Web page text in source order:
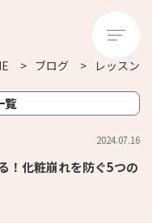
ブログ レッスン
覧
2024.07.16
！化粧崩れを防ぐ5つの